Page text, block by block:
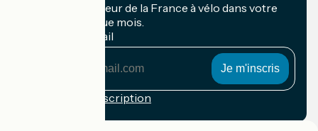
Recevez le meilleur de la France à vélo dans votre
boîte mail chaque mois.
Mon adresse mail
Conditions d'inscription